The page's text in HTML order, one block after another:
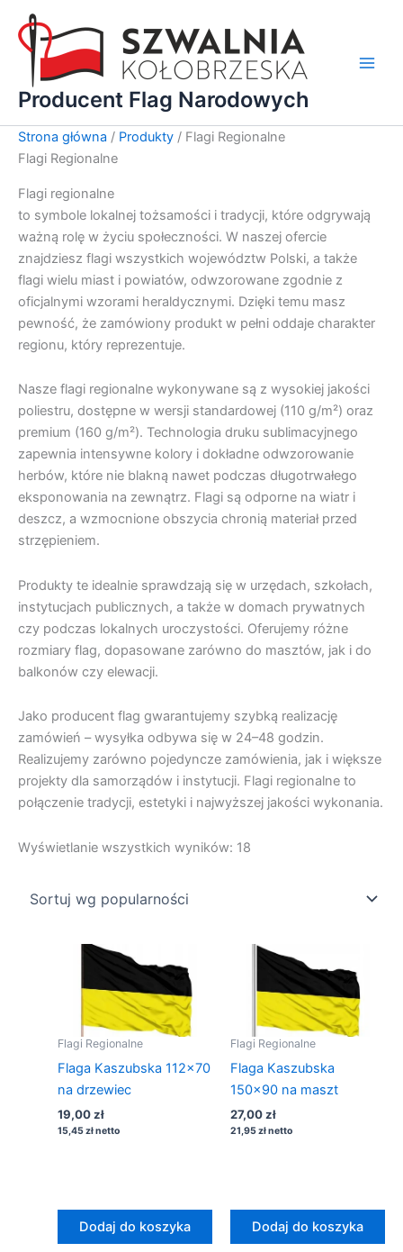
Przejdź
treści
Producent Flag Narodowych
Strona główna / Produkty / Flagi Regionalne
Flagi Regionalne
Flagi regionalne
to symbole lokalnej tożsamości i tradycji, które odgrywają
ważną rolę w życiu społeczności. W naszej ofercie
znajdziesz flagi wszystkich województw Polski, a także
flagi wielu miast i powiatów, odwzorowane zgodnie z
oficjalnymi wzorami heraldycznymi. Dzięki temu masz
pewność, że zamówiony produkt w pełni oddaje charakter
regionu, który reprezentuje.
Nasze flagi regionalne wykonywane są z wysokiej jakości
poliestru, dostępne w wersji standardowej (110 g/m²) oraz
premium (160 g/m²). Technologia druku sublimacyjnego
zapewnia intensywne kolory i dokładne odwzorowanie
herbów, które nie blakną nawet podczas długotrwałego
eksponowania na zewnątrz. Flagi są odporne na wiatr i
deszcz, a wzmocnione obszycia chronią materiał przed
strzępieniem.
Produkty te idealnie sprawdzają się w urzędach, szkołach,
instytucjach publicznych, a także w domach prywatnych
czy podczas lokalnych uroczystości. Oferujemy różne
rozmiary flag, dopasowane zarówno do masztów, jak i do
balkonów czy elewacji.
Jako producent flag gwarantujemy szybką realizację
zamówień – wysyłka odbywa się w 24–48 godzin.
Realizujemy zarówno pojedyncze zamówienia, jak i większe
projekty dla samorządów i instytucji. Flagi regionalne to
połączenie tradycji, estetyki i najwyższej jakości wykonania.
Wyświetlanie wszystkich wyników: 18
Flagi Regionalne
Flaga Kaszubska 112×70
na drzewiec
19,00zł
15,45złnetto
Dodaj do koszyka
Flagi Regionalne
Flaga Kaszubska
150×90 na maszt
27,00zł
21,95złnetto
Dodaj do koszyka